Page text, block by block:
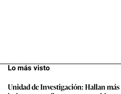
Lo más visto
Unidad de Investigación: Hallan